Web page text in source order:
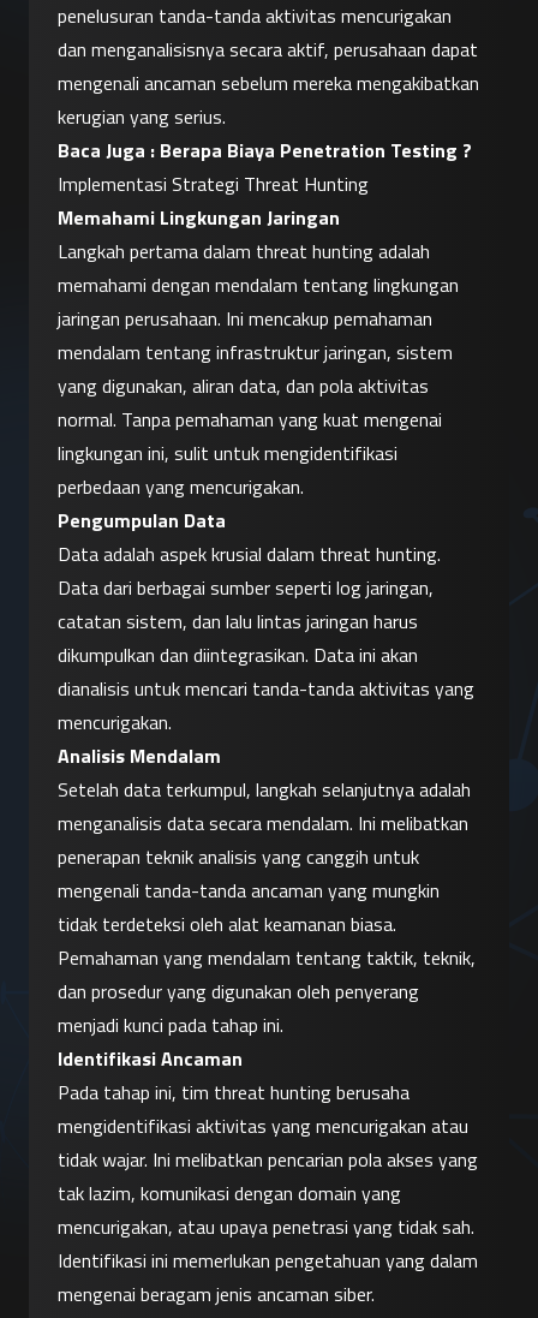
penelusuran tanda-tanda aktivitas mencurigakan
dan menganalisisnya secara aktif, perusahaan dapat
mengenali ancaman sebelum mereka mengakibatkan
kerugian yang serius.
Baca Juga : Berapa Biaya Penetration Testing ?
Implementasi Strategi Threat Hunting
Memahami Lingkungan Jaringan
Langkah pertama dalam threat hunting adalah
memahami dengan mendalam tentang lingkungan
jaringan perusahaan. Ini mencakup pemahaman
mendalam tentang infrastruktur jaringan, sistem
yang digunakan, aliran data, dan pola aktivitas
normal. Tanpa pemahaman yang kuat mengenai
lingkungan ini, sulit untuk mengidentifikasi
perbedaan yang mencurigakan.
Pengumpulan Data
Data adalah aspek krusial dalam threat hunting.
Data dari berbagai sumber seperti log jaringan,
catatan sistem, dan lalu lintas jaringan harus
dikumpulkan dan diintegrasikan. Data ini akan
dianalisis untuk mencari tanda-tanda aktivitas yang
mencurigakan.
Analisis Mendalam
Setelah data terkumpul, langkah selanjutnya adalah
menganalisis data secara mendalam. Ini melibatkan
penerapan teknik analisis yang canggih untuk
mengenali tanda-tanda ancaman yang mungkin
tidak terdeteksi oleh alat keamanan biasa.
Pemahaman yang mendalam tentang taktik, teknik,
dan prosedur yang digunakan oleh penyerang
menjadi kunci pada tahap ini.
Identifikasi Ancaman
Pada tahap ini, tim threat hunting berusaha
mengidentifikasi aktivitas yang mencurigakan atau
tidak wajar. Ini melibatkan pencarian pola akses yang
tak lazim, komunikasi dengan domain yang
mencurigakan, atau upaya penetrasi yang tidak sah.
Identifikasi ini memerlukan pengetahuan yang dalam
mengenai beragam jenis ancaman siber.